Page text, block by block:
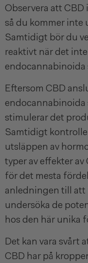
Observera att
så du kommer inte
Samtidigt bör du
reaktivt när det
endocannabinoida
Eftersom CBD
endocannabinoida
stimulerar det
Samtidigt
utsläppen av
typer av effekter av
för det mesta
anledningen till att
undersöka de
hos den här unika
Det kan vara svårt
CBD har på